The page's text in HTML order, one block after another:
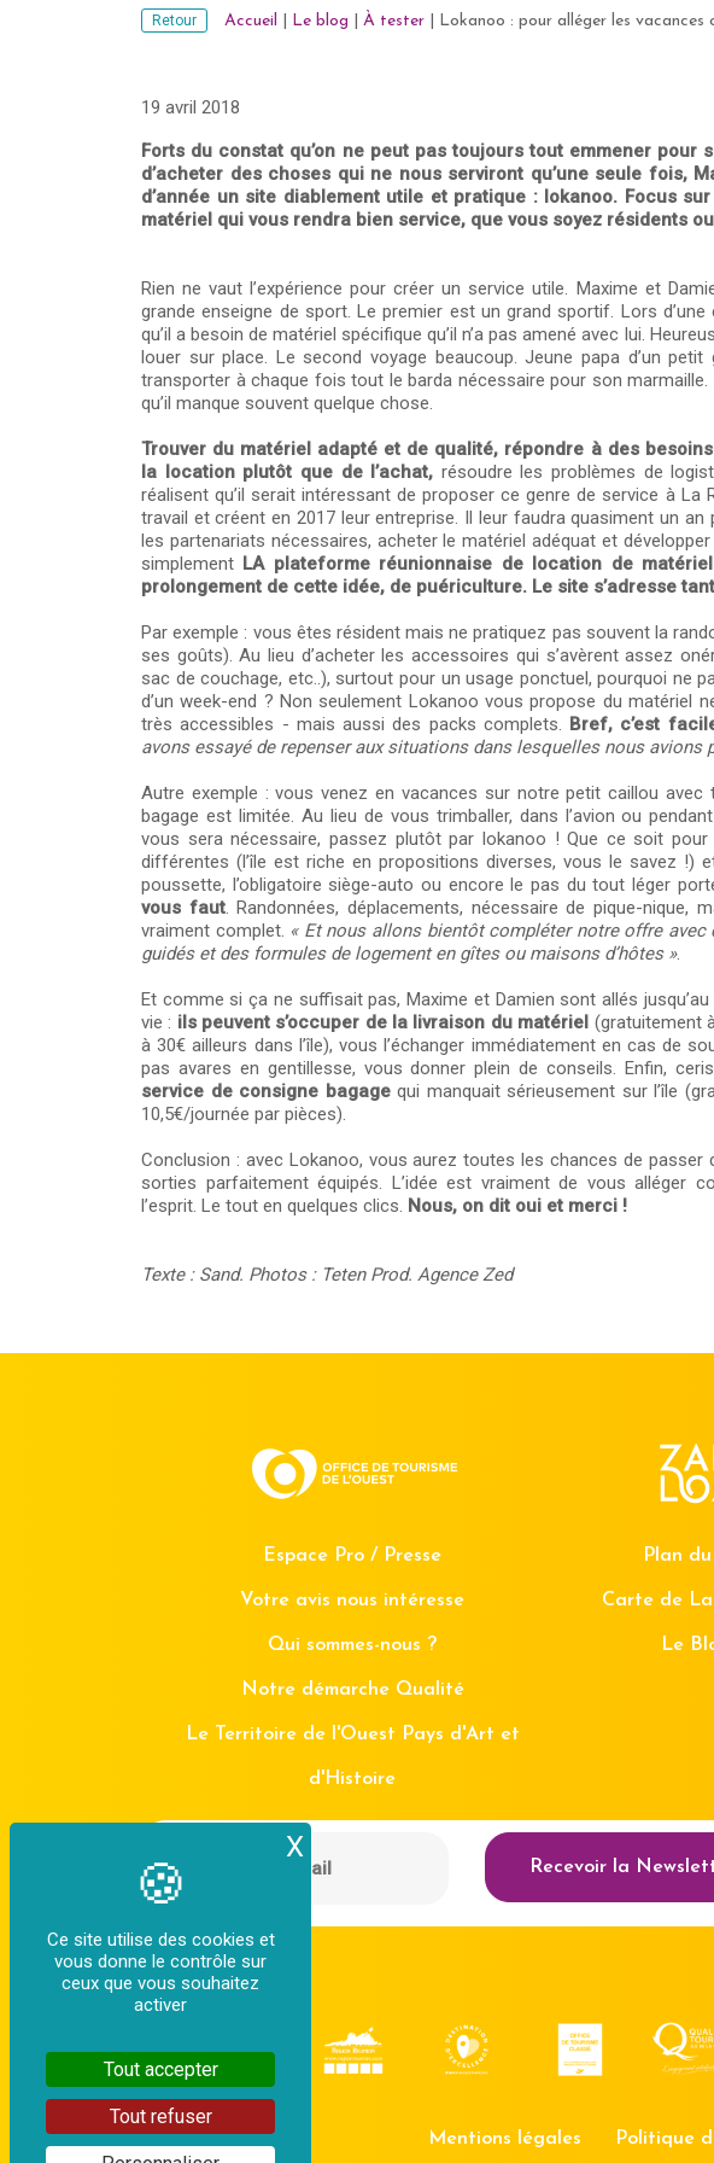
Ce site utilise des cookies et
vous donne le contrôle sur
ceux que vous souhaitez
activer
Tout accepter
Tout refuser
X Masquer le bandeau des cookies
Retour Accueil Le blog À tester Lokanoo : pour alléger les vacances
19 avril 2018
Forts du constat qu’on ne peut pas toujours tout emmener pour
d’acheter des choses qui ne nous serviront qu’une seule fois,
d’année un site diablement utile et pratique : lokanoo. Focus
matériel qui vous rendra bien service, que vous soyez résidents
Rien ne vaut l’expérience pour créer un service utile. Maxime et
grande enseigne de sport. Le premier est un grand sportif. Lors
qu’il a besoin de matériel spécifique qu’il n’a pas amené avec lui.
louer sur place. Le second voyage beaucoup. Jeune papa d’un
transporter à chaque fois tout le barda nécessaire pour son marmaille.
qu’il manque souvent quelque chose.
Trouver du matériel adapté et de qualité, répondre à des
la location plutôt que de l’achat, résoudre les problèmes de
réalisent qu’il serait intéressant de proposer ce genre de service à La
travail et créent en 2017 leur entreprise. Il leur faudra quasiment un
les partenariats nécessaires, acheter le matériel adéquat et
simplement LA plateforme réunionnaise de location de
prolongement de cette idée, de puériculture. Le site s’adresse
Par exemple : vous êtes résident mais ne pratiquez pas souvent la
ses goûts). Au lieu d’acheter les accessoires qui s’avèrent assez
sac de couchage, etc..), surtout pour un usage ponctuel, pourquoi ne
d’un week-end ? Non seulement Lokanoo vous propose du matériel
très accessibles - mais aussi des packs complets. Bref, c’est
avons essayé de repenser aux situations dans lesquelles nous avions
Autre exemple : vous venez en vacances sur notre petit caillou
bagage est limitée. Au lieu de vous trimballer, dans l’avion ou
vous sera nécessaire, passez plutôt par lokanoo ! Que ce soit pour
différentes (l’île est riche en propositions diverses, vous le savez !)
poussette, l’obligatoire siège-auto ou encore le pas du tout léger
vous faut. Randonnées, déplacements, nécessaire de pique-nique,
vraiment complet. « Et nous allons bientôt compléter notre offre
guidés et des formules de logement en gîtes ou maisons d’hôtes ».
Et comme si ça ne suffisait pas, Maxime et Damien sont allés
vie : ils peuvent s’occuper de la livraison du matériel (gratuitement
à 30€ ailleurs dans l’île), vous l’échanger immédiatement en cas de
pas avares en gentillesse, vous donner plein de conseils. Enfin,
service de consigne bagagequi manquait sérieusement sur l’île
10,5€/journée par pièces).
Conclusion : avec Lokanoo, vous aurez toutes les chances de passer
sorties parfaitement équipés. L’idée est vraiment de vous alléger
l’esprit. Le tout en quelques clics. Nous, on dit oui et merci !
Texte : Sand. Photos : Teten Prod. Agence Zed
Espace Pro / Presse
Votre avis nous intéresse
Qui sommes-nous ?
Notre démarche Qualité
Le Territoire de l'Ouest Pays d'Art et
d'Histoire
Plan
Carte de La
Le
Recevoir la
Mentions légales Politique